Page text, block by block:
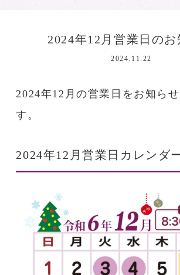
2024年12月営業日のお
2024.11.22
2024年12月の営業日をお知ら
す。
2024年12月営業日カレンダ